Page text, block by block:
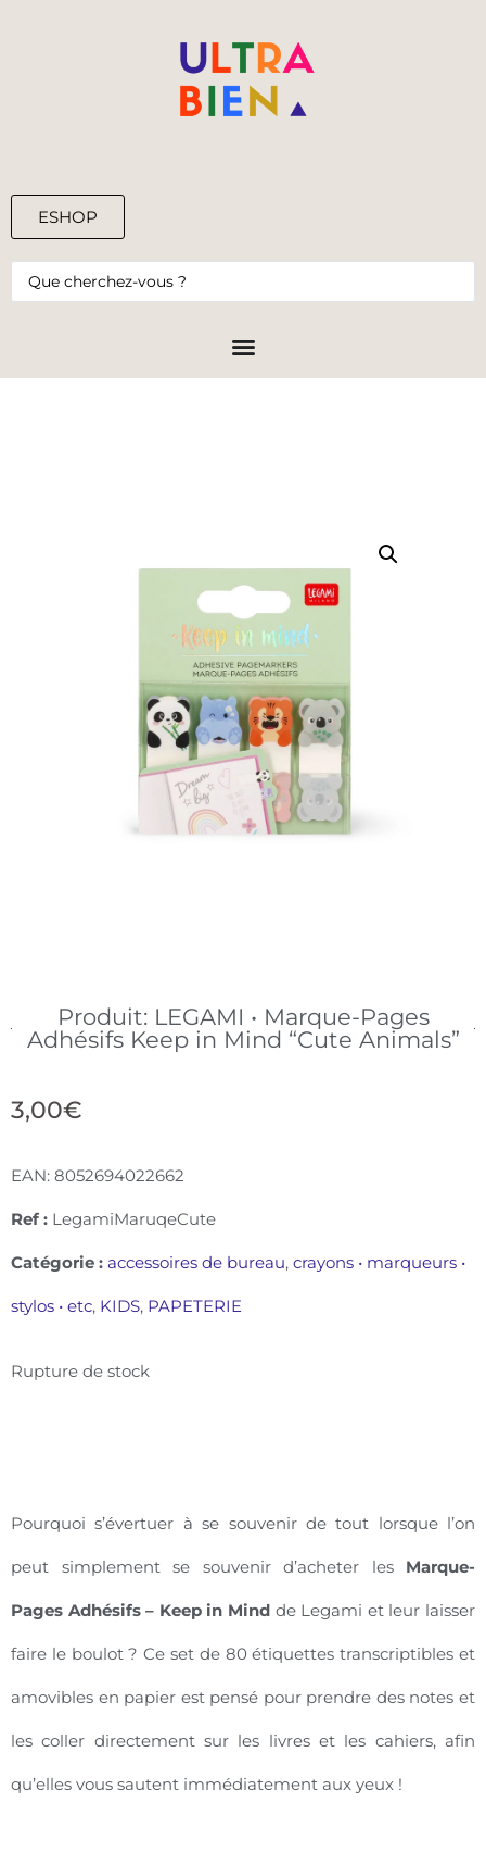
ESHOP
0,00€
Produit: LEGAMI • Marque-Pages
Adhésifs Keep in Mind “Cute Animals”
3,00€
EAN: 8052694022662
Ref : LegamiMaruqeCute
Catégorie : accessoires de bureau, crayons • marqueurs •
stylos • etc, KIDS, PAPETERIE
Rupture de stock
Pourquoi s’évertuer à se souvenir de tout lorsque l’on
peut simplement se souvenir d’acheter les Marque-
Pages Adhésifs – Keep in Mind de Legami et leur laisser
faire le boulot ? Ce set de 80 étiquettes transcriptibles et
amovibles en papier est pensé pour prendre des notes et
les coller directement sur les livres et les cahiers, afin
qu’elles vous sautent immédiatement aux yeux !